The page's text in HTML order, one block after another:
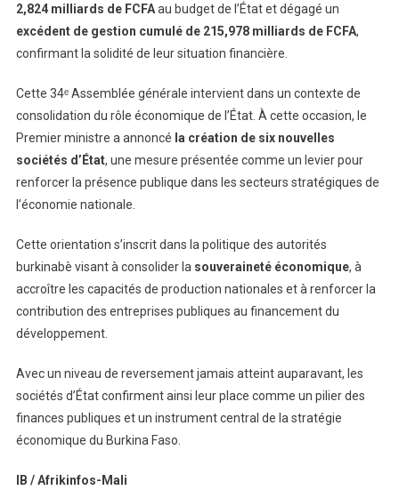
2,824 milliards de FCFAau budget de l’État et dégagé un
excédent de gestion cumulé de 215,978 milliards de FCFA,
confirmant la solidité de leur situation financière.
Cette 34ᵉ Assemblée générale intervient dans un contexte de
consolidation du rôle économique de l’État. À cette occasion, le
Premier ministre a annoncé la création de six nouvelles
sociétés d’État, une mesure présentée comme un levier pour
renforcer la présence publique dans les secteurs stratégiques de
l’économie nationale.
Cette orientation s’inscrit dans la politique des autorités
burkinabè visant à consolider la souveraineté économique, à
accroître les capacités de production nationales et à renforcer la
contribution des entreprises publiques au financement du
développement.
Avec un niveau de reversement jamais atteint auparavant, les
sociétés d’État confirment ainsi leur place comme un pilier des
finances publiques et un instrument central de la stratégie
économique du Burkina Faso.
IB / Afrikinfos-Mali